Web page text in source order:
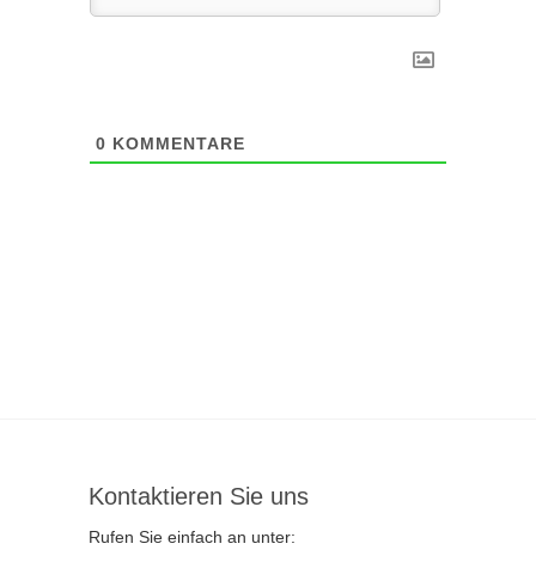
0 KOMMENTARE
Kontaktieren Sie uns
Rufen Sie einfach an unter: